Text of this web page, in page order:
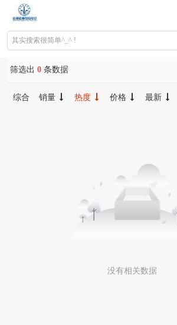
筛选出 0 条数据
综合 销量 热度 价格 最新
没有相关数据